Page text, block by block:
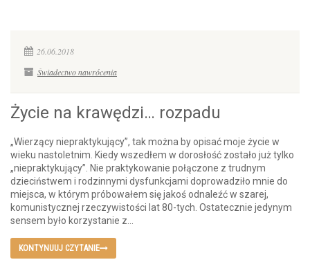
26.06.2018
Świadectwo nawrócenia
Życie na krawędzi… rozpadu
„Wierzący niepraktykujący”, tak można by opisać moje życie w
wieku nastoletnim. Kiedy wszedłem w dorosłość zostało już tylko
„niepraktykujący”. Nie praktykowanie połączone z trudnym
dzieciństwem i rodzinnymi dysfunkcjami doprowadziło mnie do
miejsca, w którym próbowałem się jakoś odnaleźć w szarej,
komunistycznej rzeczywistości lat 80-tych. Ostatecznie jedynym
sensem było korzystanie z...
KONTYNUUJ CZYTANIE